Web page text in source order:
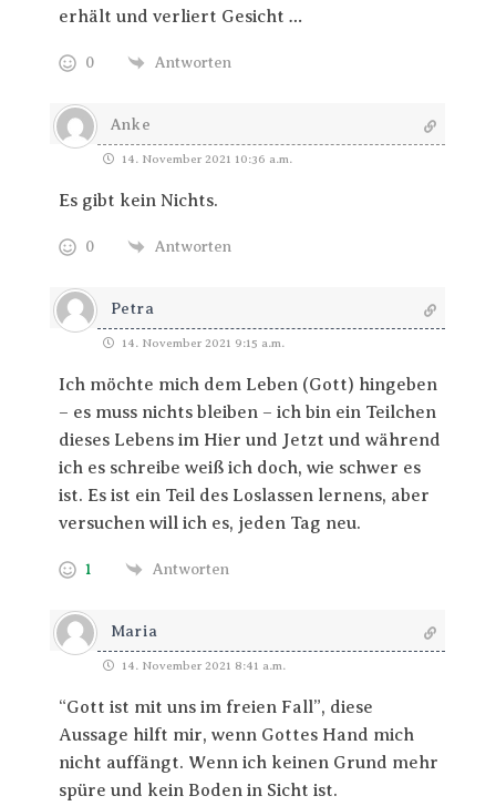
erhält und verliert Gesicht …
0 Antworten
Anke
14. November 2021 10:36 a.m.
Es gibt kein Nichts.
0 Antworten
Petra
14. November 2021 9:15 a.m.
Ich möchte mich dem Leben (Gott) hingeben
– es muss nichts bleiben – ich bin ein Teilchen
dieses Lebens im Hier und Jetzt und während
ich es schreibe weiß ich doch, wie schwer es
ist. Es ist ein Teil des Loslassen lernens, aber
versuchen will ich es, jeden Tag neu.
1 Antworten
Maria
14. November 2021 8:41 a.m.
“Gott ist mit uns im freien Fall”, diese
Aussage hilft mir, wenn Gottes Hand mich
nicht auffängt. Wenn ich keinen Grund mehr
spüre und kein Boden in Sicht ist.